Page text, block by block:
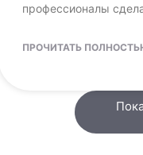
профессионалы
ПРОЧИТАТЬ